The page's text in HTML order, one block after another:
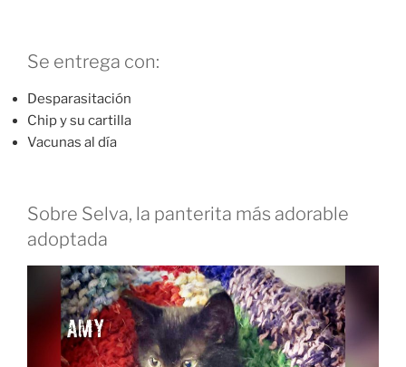
Se entrega con:
Desparasitación
Chip y su cartilla
Vacunas al día
Sobre Selva, la panterita más adorable
adoptada